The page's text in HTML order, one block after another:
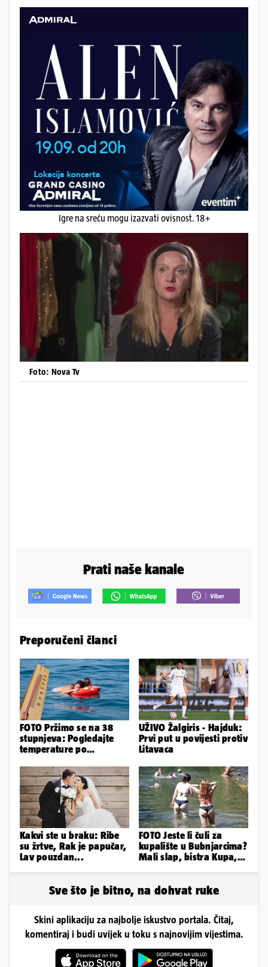
Igre na sreću mogu izazvati ovisnost. 18+
Foto: Nova Tv
Prati naše kanale
Preporučeni članci
FOTO Pržimo se na 38
stupnjeva: Pogledajte
temperature po
UŽIVO Žalgiris - Hajduk:
Prvi put u povijesti protiv
Litavaca
Kakvi ste u braku: Ribe
su žrtve, Rak je papučar,
Lav pouzdan...
FOTO Jeste li čuli za
kupalište u Bubnjarcima?
Mali slap, bistra Kupa,
Sve što je bitno, na dohvat ruke
Skini aplikaciju za najbolje iskustvo portala. Čitaj,
komentiraj i budi uvijek u toku s najnovijim vijestima.